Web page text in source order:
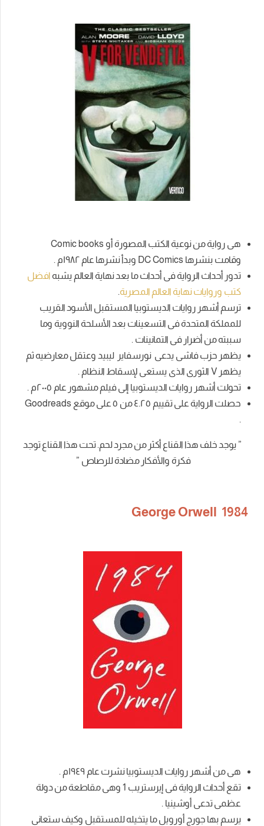
هى رواية من نوعية الكتب المصورة أو Comic books
وقامت بنشرها DC Comics وبدأ نشرها عام ١٩٨٢م .
تدور أحداث الرواية فى أحداث ما بعد نهاية العالم يشبه افضل
كتب وروايات نهاية العالم المصرية.
ترسم أشهر روايات الديستوبيا المستقبل الأسود القريب
للمملكة المتحدة فى التسعينات بعد الأسلحة النووية وما
سببته من أضرار فى التمانينات .
يظهر حزب فاشى يدعى نورسفاير ليبيد وعتقل معارضيه ثم
يظهر V الثورى الذى يستعى لإسقاط النظام .
تحولت أشهر روايات الديستوبيا إلى فيلم مشهور عام ٢٠٠٥م .
حصلت الرواية على تقييم ٤.٢٥ من ٥ على موقع Goodreads
.
” يوجد خلف هذا القناع أكثر من مجرد لحم. تحت هذا القناع توجد
فكرة والأفكار مضادة للرصاص ”
1984 George Orwell
هى من أشهر روايات الديستوبيا نشرت عام ١٩٤٩م .
تقع أحداث الرواية فى
إيرستريب 1 وهى مقاطعة من دولة
عظمى تدعى أوشينيا .
يرسم بها جورج أورويل ما يتخيله للمستقبل وكيف ستعانى